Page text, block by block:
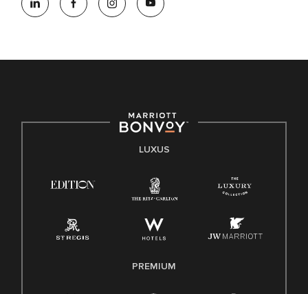
LUXUS
PREMIUM